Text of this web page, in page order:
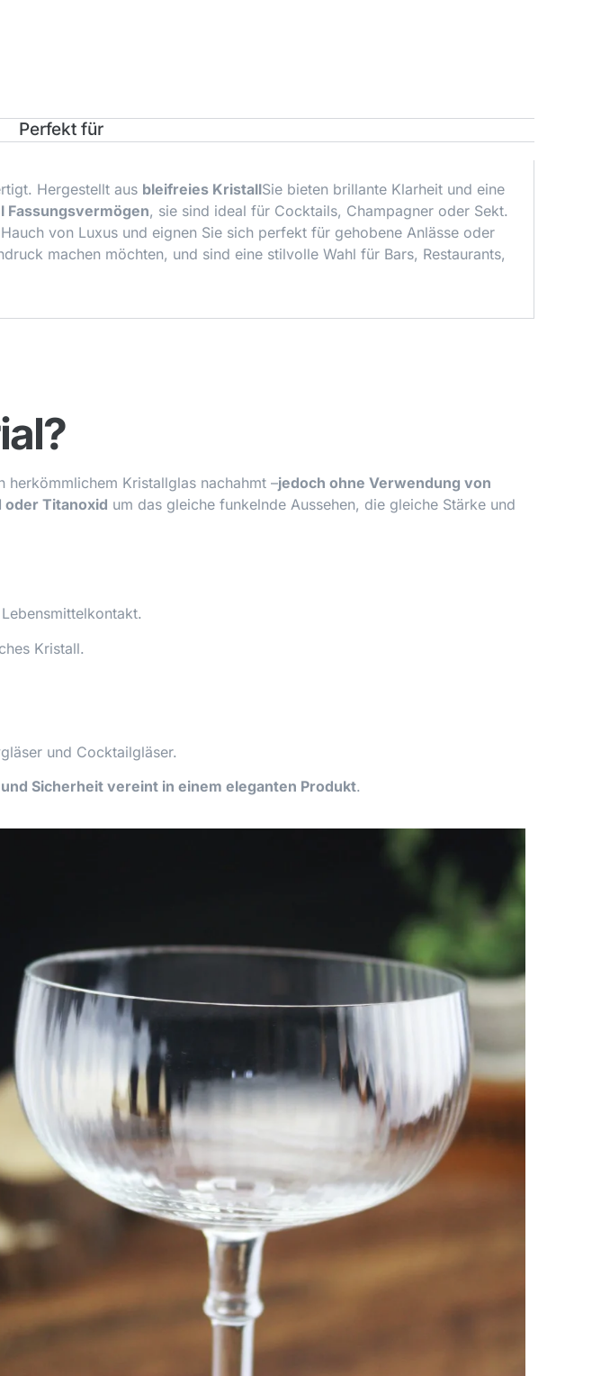
Perfekt für
Hergestellt aus bleifreies KristallSie bieten brillante Klarheit und eine
Fassungsvermögen, sie sind ideal für Cocktails, Champagner oder Sekt.
von Luxus und eignen Sie sich perfekt für gehobene Anlässe oder
machen möchten, und sind eine stilvolle Wahl für Bars, Restaurants,
Kristallglas nachahmt –jedoch ohne Verwendung von
oder Titanoxid um das gleiche funkelnde Aussehen, die gleiche Stärke und
Kristall.
und Cocktailgläser.
Sicherheit vereint in einem eleganten Produkt.